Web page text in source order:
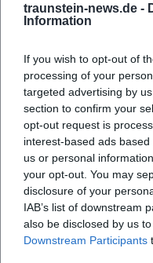
traunstein-news.de -
Information
If you wish to opt-out of
processing of your
targeted advertising by
section to confirm your
opt-out request is
interest-based ads
us or personal
your opt-out. You may
disclosure of your
IAB’s list of downstream
also be disclosed by us
Downstream Participants